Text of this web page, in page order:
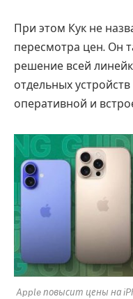
При этом Кук не
пересмотра цен. Он
решение всей
отдельных
оперативной и
Apple повысит цены на